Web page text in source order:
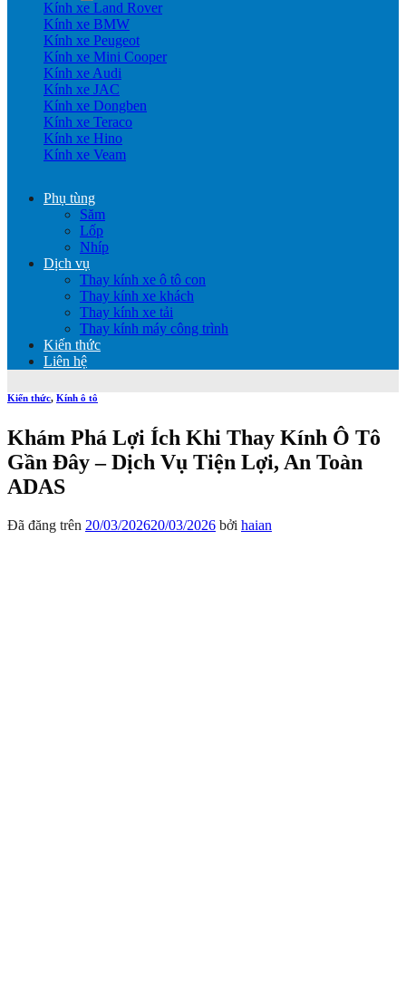
Kính xe Land Rover
Kính xe BMW
Kính xe Peugeot
Kính xe Mini Cooper
Kính xe Audi
Kính xe JAC
Kính xe Dongben
Kính xe Teraco
Kính xe Hino
Kính xe Veam
Phụ tùng
Săm
Lốp
Nhíp
Dịch vụ
Thay kính xe ô tô con
Thay kính xe khách
Thay kính xe tải
Thay kính máy công trình
Kiến thức
Liên hệ
Kiến thức, Kính ô tô
Khám Phá Lợi Ích Khi Thay Kính Ô Tô
Gần Đây – Dịch Vụ Tiện Lợi, An Toàn
ADAS
Đã đăng trên 20/03/202620/03/2026 bởi haian